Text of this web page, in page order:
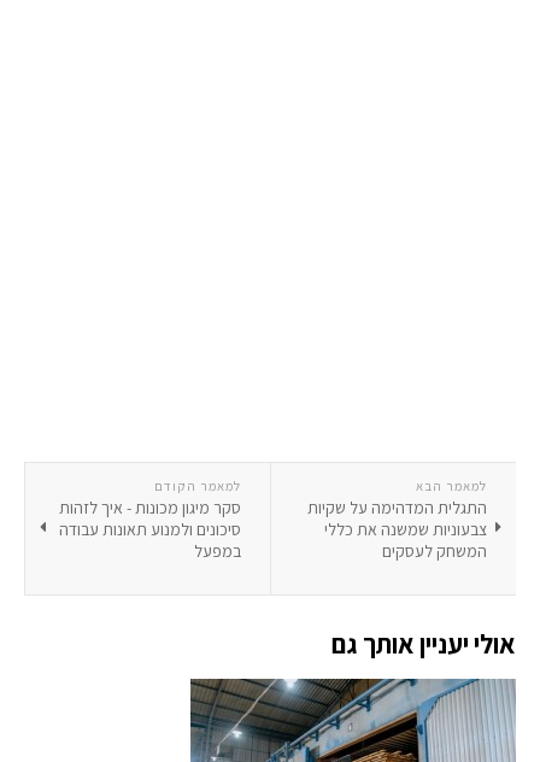
למאמר הקודם
סקר מיגון מכונות - איך לזהות
סיכונים ולמנוע תאונות עבודה
במפעל
למאמר הבא
התגלית המדהימה על שקיות
צבעוניות שמשנה את כללי
המשחק לעסקים
אולי יעניין אותך גם